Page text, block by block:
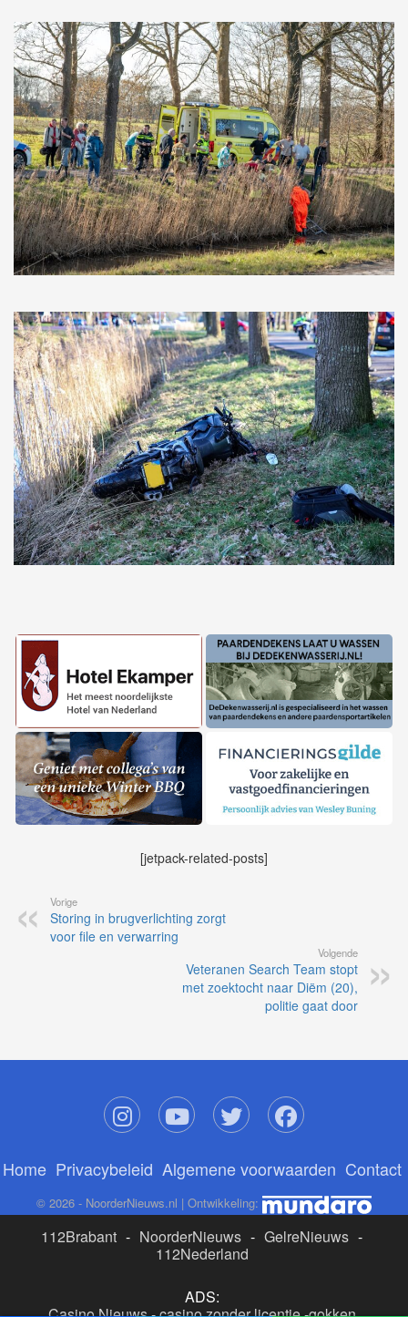
[jetpack-related-posts]
Vorige
Storing in brugverlichting zorgt
voor file en verwarring
Volgende
Veteranen Search Team stopt
met zoektocht naar Diëm (20),
politie gaat door
Home Privacybeleid Algemene voorwaarden Contact
© 2026 - NoorderNieuws.nl | Ontwikkeling:
112Brabant - NoorderNieuws - GelreNieuws -
112Nederland
ADS: